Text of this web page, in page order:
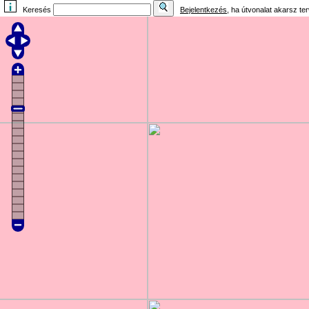
Keresés Bejelentkezés , ha útvonalat akarsz